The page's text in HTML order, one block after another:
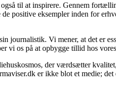
til at inspirere. Gennem
positive eksempler inden for
Vi mener, at det er
vi os på at opbygge tillid hos
der værdsætter
er ikke blot et medie;